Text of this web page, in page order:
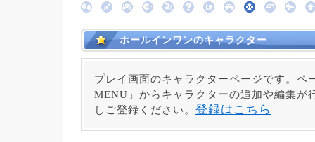
ホールインワンのキャラクター
プレイ画面のキャラクターページです。ペ
MENU」からキャラクターの追加や編集が
しご登録ください。 登録はこちら